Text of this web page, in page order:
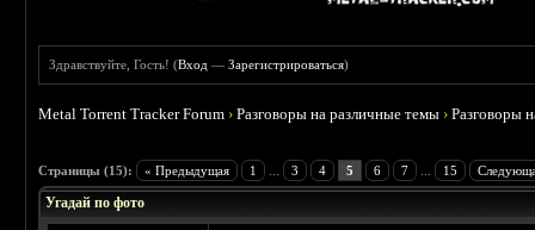
Здравствуйте, Гость! (Вход —Зарегистрироваться)
Metal Torrent Tracker Forum ›Разговоры на различные темы ›Разговоры
Страницы (15): « Предыдущая 1 3 4 5 6 7 15
Угадай по фото